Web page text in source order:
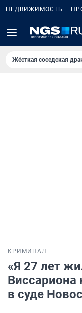
НЕДВИЖИМОСТЬ
Жёсткая соседская
КРИМИНАЛ
«Я 27 лет
Виссариона
в суде